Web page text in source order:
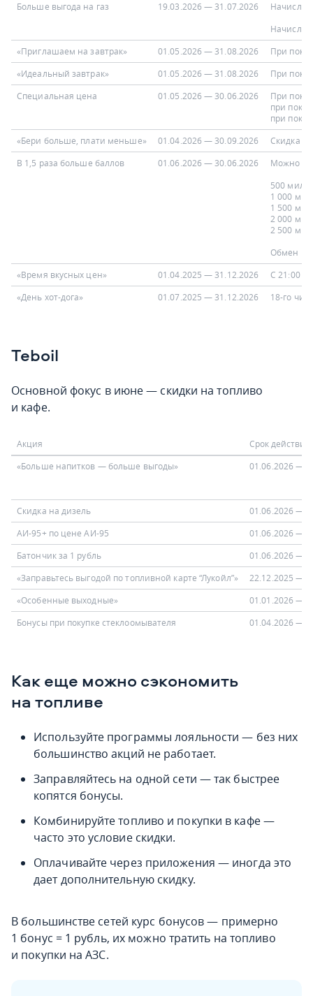
Больше выгода на газ
19.03.2026 — 31.07.2026
Начислят
«Приглашаем на завтрак»
01.05.2026 — 31.08.2026
При
«Идеальный завтрак»
01.05.2026 — 31.08.2026
При
Специальная цена
01.05.2026 — 30.06.2026
При
при
при
«Бери больше, плати меньше»
01.04.2026 — 30.09.2026
Скидка
В 1,5 раза больше баллов
01.06.2026 — 30.06.2026
Можно
500 миль
1 000
1 500
2 000
2 500
Обмен
«Время вкусных цен»
01.04.2025 — 31.12.2026
С 21:00
«День хот-дога»
01.07.2025 — 31.12.2026 18-го
Teboil
Основной фокус в июне — скидки на топливо
и кафе.
Акция
Срок действия
«Больше напитков — больше выгоды»
01.06.2026 —
Скидка на дизель
01.06.2026 —
АИ-95+ по цене АИ-95
01.06.2026 —
Батончик за 1 рубль
01.06.2026 —
«Заправьтесь выгодой по топливной карте “Лукойл”»
22.12.2025 —
«Особенные выходные»
01.01.2026 —
Бонусы при покупке стеклоомывателя
01.04.2026 —
Как еще можно сэкономить
на топливе
Используйте программы лояльности — без них
большинство акций не работает.
Заправляйтесь на одной сети — так быстрее
копятся бонусы.
Комбинируйте топливо и покупки в кафе —
часто это условие скидки.
Оплачивайте через приложения — иногда это
дает дополнительную скидку.
В большинстве сетей курс бонусов — примерно
1 бонус = 1 рубль, их можно тратить на топливо
и покупки на АЗС.